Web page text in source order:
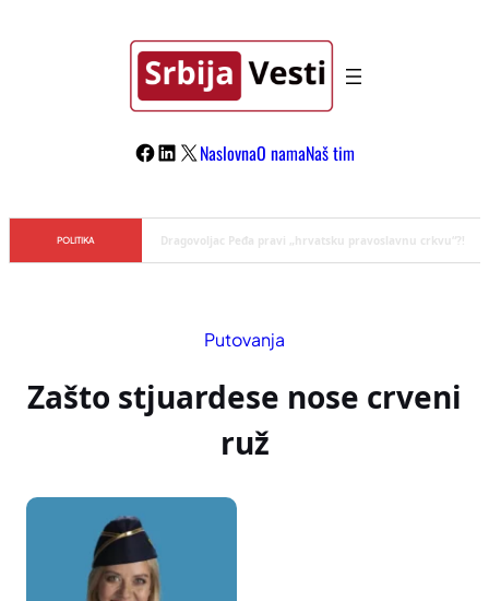
Facebook
LinkedIn
X NaslovnaO namaNaš tim
POLITIKA Đilas/Šolak propaganda uspela u dehumanizaciji Vučića
Putovanja
Zašto stjuardese nose crveni
ruž